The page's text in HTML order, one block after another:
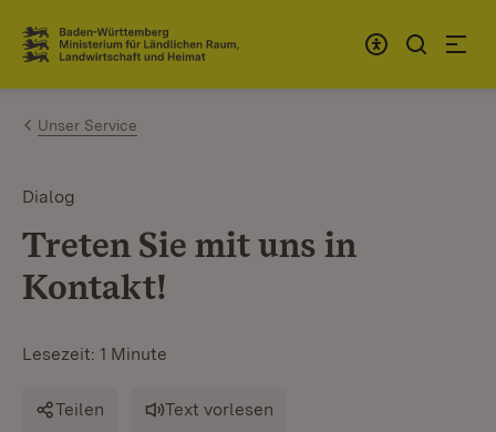
Zum Inhalt springen
Link zur Startseite
Unser Service
Dialog
Treten Sie mit uns in
Kontakt!
Lesezeit: 1 Minute
Teilen Text vorlesen